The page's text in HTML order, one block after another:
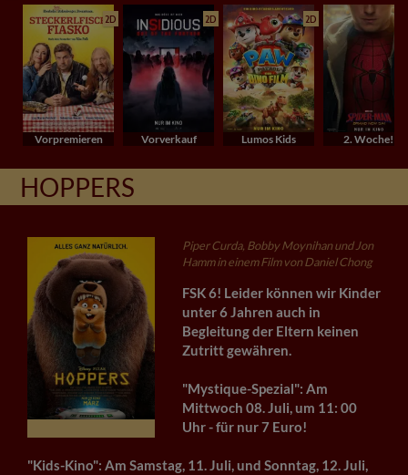
2D
Vorpremieren
2D
Vorverkauf
2D
Lumos Kids 2. Woche!
HOPPERS
Piper Curda, Bobby Moynihan und Jon
Hamm in einem Film von Daniel Chong
FSK 6! Leider können wir Kinder
unter 6 Jahren auch in
Begleitung der Eltern keinen
Zutritt gewähren.
"Mystique-Spezial": Am
Mittwoch 08. Juli, um 11: 00
Uhr - für nur 7 Euro!
"Kids-Kino": Am Samstag, 11. Juli, und Sonntag, 12. Juli,